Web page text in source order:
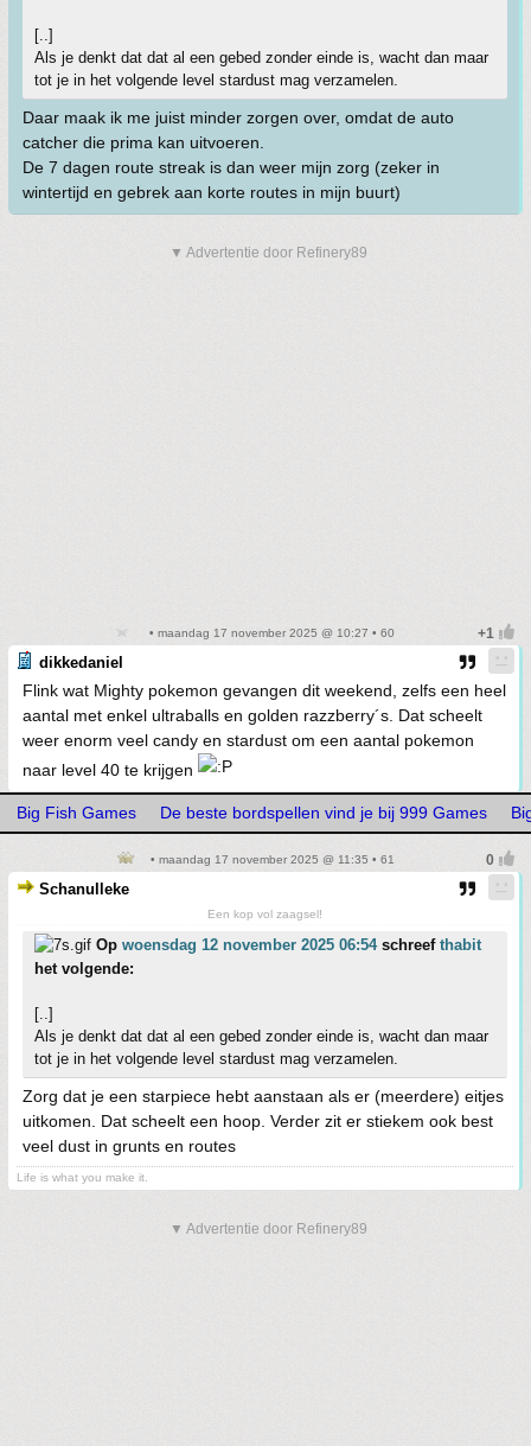
[..]
Als je denkt dat dat al een gebed zonder einde is, wacht dan maar
tot je in het volgende level stardust mag verzamelen.
Daar maak ik me juist minder zorgen over, omdat de auto
catcher die prima kan uitvoeren.
De 7 dagen route streak is dan weer mijn zorg (zeker in
wintertijd en gebrek aan korte routes in mijn buurt)
▼ Advertentie door Refinery89
• maandag 17 november 2025 @ 10:27 • 60
dikkedaniel
Flink wat Mighty pokemon gevangen dit weekend, zelfs een heel
aantal met enkel ultraballs en golden razzberry´s. Dat scheelt
weer enorm veel candy en stardust om een aantal pokemon
naar level 40 te krijgen
Big Fish Games De beste bordspellen vind je bij 999 Games
• maandag 17 november 2025 @ 11:35 • 61
Schanulleke
Een kop vol zaagsel!
Op woensdag 12 november 2025 06:54schreef thabit
het volgende:
[..]
Als je denkt dat dat al een gebed zonder einde is, wacht dan maar
tot je in het volgende level stardust mag verzamelen.
Zorg dat je een starpiece hebt aanstaan als er (meerdere) eitjes
uitkomen. Dat scheelt een hoop. Verder zit er stiekem ook best
veel dust in grunts en routes
Life is what you make it.
▼ Advertentie door Refinery89